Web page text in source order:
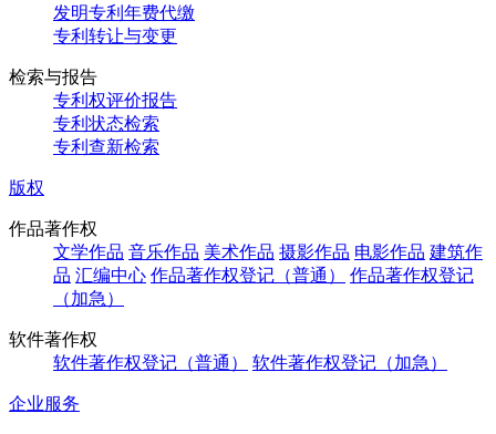
发明专利年费代缴
专利转让与变更
检索与报告
专利权评价报告
专利状态检索
专利查新检索
版权
作品著作权
文学作品 音乐作品 美术作品 摄影作品 电影作品 建筑作
品 汇编中心 作品著作权登记（普通）
作品著作权登记
（加急）
软件著作权
软件著作权登记（普通）
软件著作权登记（加急）
企业服务